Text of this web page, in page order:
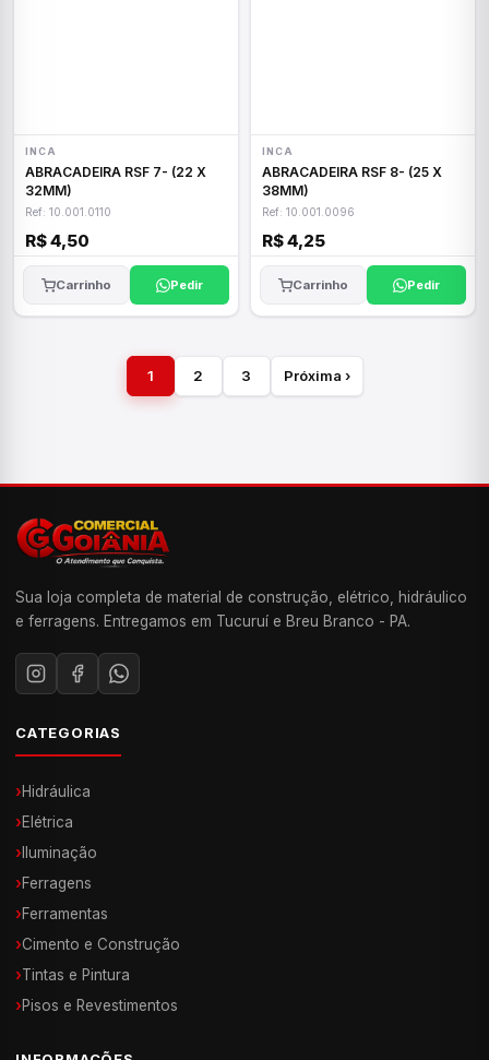
INCA
ABRACADEIRA RSF 7- (22 X
32MM)
Ref: 10.001.0110
R$ 4,50
Carrinho Pedir
INCA
ABRACADEIRA RSF 8- (25 X
38MM)
Ref: 10.001.0096
R$ 4,25
Carrinho Pedir
1 2 3 Próxima ›
Sua loja completa de material de construção, elétrico, hidráulico
e ferragens. Entregamos em Tucuruí e Breu Branco - PA.
CATEGORIAS
›Hidráulica
›Elétrica
› Iluminação
›Ferragens
›Ferramentas
›Cimento e Construção
›Tintas e Pintura
›Pisos e Revestimentos